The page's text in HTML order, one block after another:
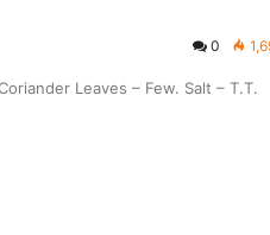
0
Leaves – Few. Salt – T.T.